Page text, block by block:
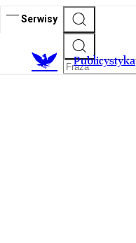
Serwisy
Publicystyka